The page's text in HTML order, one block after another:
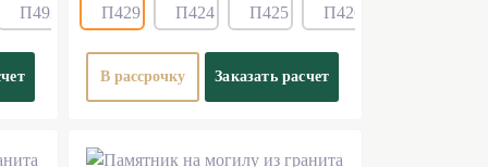
В рассрочку Заказать расчет